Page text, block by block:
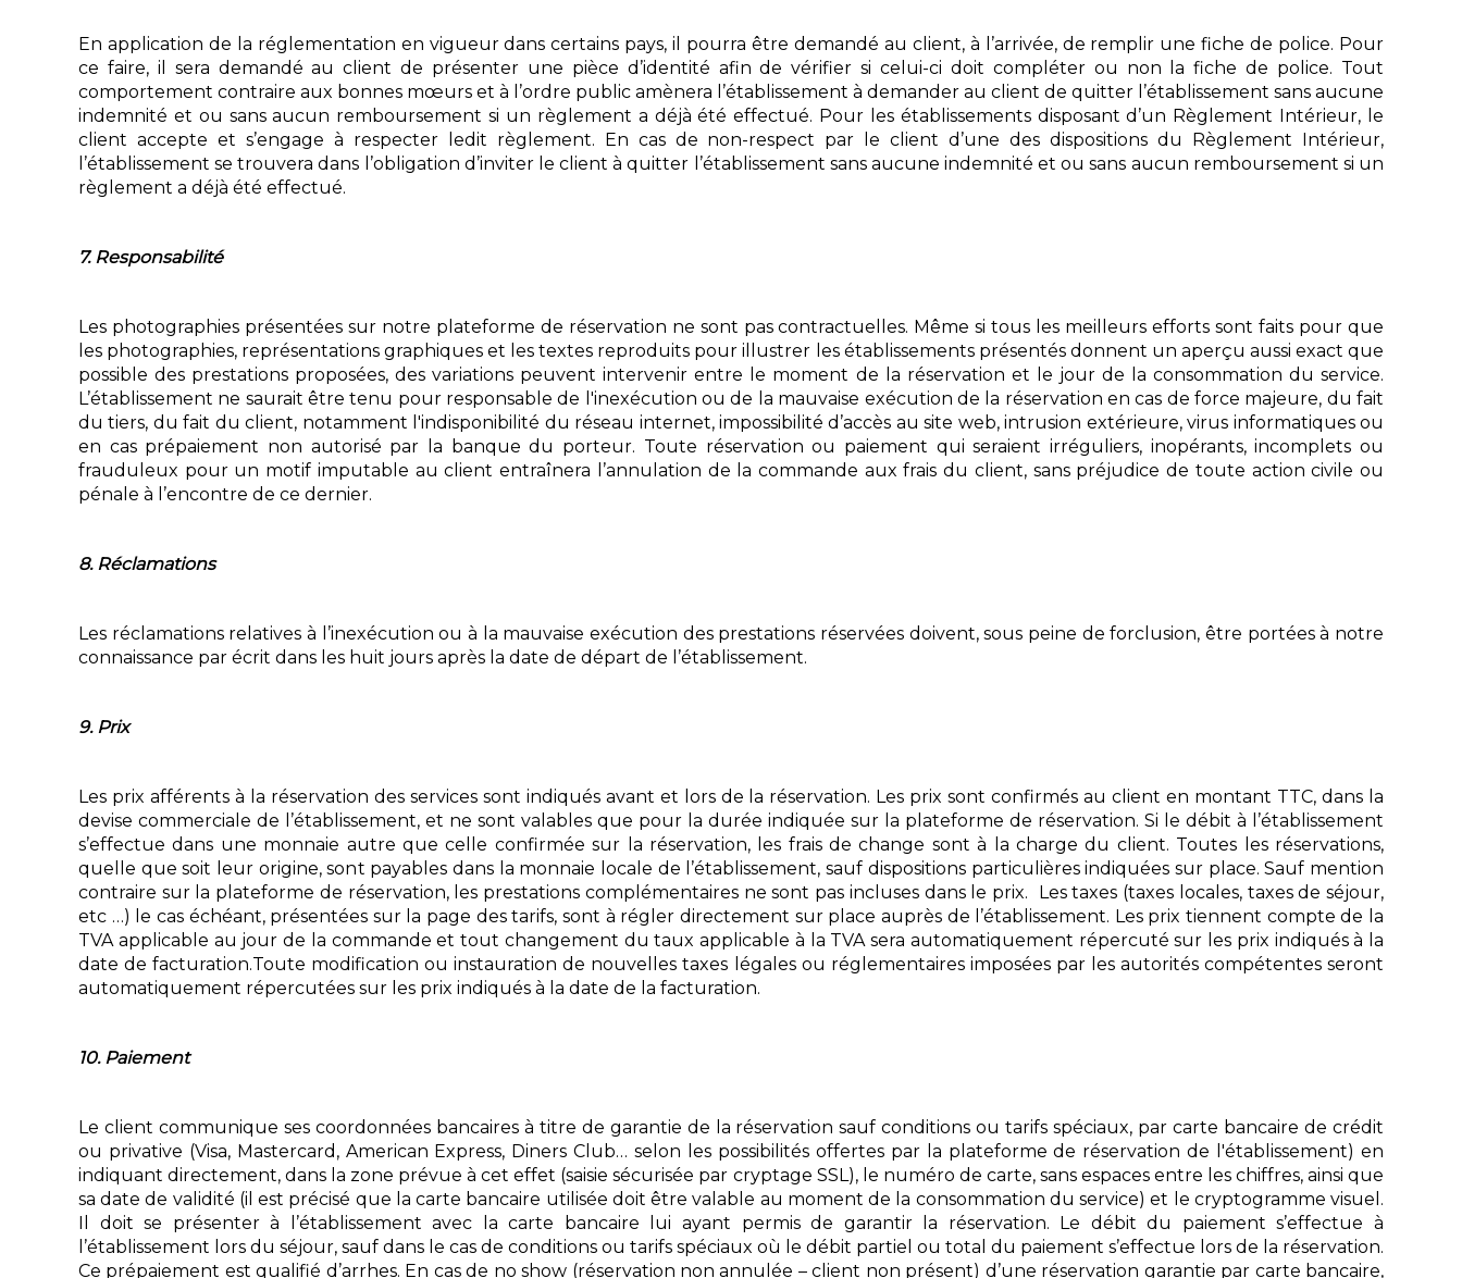
En application de la réglementation en vigueur dans certains pays, il pourra être demandé au client, à l’arrivée, de remplir une fiche de police. Pour
ce faire, il sera demandé au client de présenter une pièce d’identité afin de vérifier si celui-ci doit compléter ou non la fiche de police. Tout
comportement contraire aux bonnes mœurs et à l’ordre public amènera l’établissement à demander au client de quitter l’établissement sans aucune
indemnité et ou sans aucun remboursement si un règlement a déjà été effectué. Pour les établissements disposant d’un Règlement Intérieur, le
client accepte et s’engage à respecter ledit règlement. En cas de non-respect par le client d’une des dispositions du Règlement Intérieur,
l’établissement se trouvera dans l’obligation d’inviter le client à quitter l’établissement sans aucune indemnité et ou sans aucun remboursement si un
règlement a déjà été effectué.
7. Responsabilité
Les photographies présentées sur notre plateforme de réservation ne sont pas contractuelles. Même si tous les meilleurs efforts sont faits pour que
les photographies, représentations graphiques et les textes reproduits pour illustrer les établissements présentés donnent un aperçu aussi exact que
possible des prestations proposées, des variations peuvent intervenir entre le moment de la réservation et le jour de la consommation du service.
L’établissement ne saurait être tenu pour responsable de l'inexécution ou de la mauvaise exécution de la réservation en cas de force majeure, du fait
du tiers, du fait du client, notamment l'indisponibilité du réseau internet, impossibilité d’accès au site web, intrusion extérieure, virus informatiques ou
en cas prépaiement non autorisé par la banque du porteur. Toute réservation ou paiement qui seraient irréguliers, inopérants, incomplets ou
frauduleux pour un motif imputable au client entraînera l’annulation de la commande aux frais du client, sans préjudice de toute action civile ou
pénale à l’encontre de ce dernier.
8. Réclamations
Les réclamations relatives à l’inexécution ou à la mauvaise exécution des prestations réservées doivent, sous peine de forclusion, être portées à notre
connaissance par écrit dans les huit jours après la date de départ de l’établissement.
9. Prix
Les prix afférents à la réservation des services sont indiqués avant et lors de la réservation. Les prix sont confirmés au client en montant TTC, dans la
devise commerciale de l’établissement, et ne sont valables que pour la durée indiquée sur la plateforme de réservation. Si le débit à l’établissement
s’effectue dans une monnaie autre que celle confirmée sur la réservation, les frais de change sont à la charge du client. Toutes les réservations,
quelle que soit leur origine, sont payables dans la monnaie locale de l’établissement, sauf dispositions particulières indiquées sur place. Sauf mention
contraire sur la plateforme de réservation, les prestations complémentaires ne sont pas incluses dans le prix. Les taxes (taxes locales, taxes de séjour,
etc …) le cas échéant, présentées sur la page des tarifs, sont à régler directement sur place auprès de l’établissement. Les prix tiennent compte de la
TVA applicable au jour de la commande et tout changement du taux applicable à la TVA sera automatiquement répercuté sur les prix indiqués à la
date de facturation.Toute modification ou instauration de nouvelles taxes légales ou réglementaires imposées par les autorités compétentes seront
automatiquement répercutées sur les prix indiqués à la date de la facturation.
10. Paiement
Le client communique ses coordonnées bancaires à titre de garantie de la réservation sauf conditions ou tarifs spéciaux, par carte bancaire de crédit
ou privative (Visa, Mastercard, American Express, Diners Club… selon les possibilités offertes par la plateforme de réservation de l'établissement) en
indiquant directement, dans la zone prévue à cet effet (saisie sécurisée par cryptage SSL), le numéro de carte, sans espaces entre les chiffres, ainsi que
sa date de validité (il est précisé que la carte bancaire utilisée doit être valable au moment de la consommation du service) et le cryptogramme visuel.
Il doit se présenter à l’établissement avec la carte bancaire lui ayant permis de garantir la réservation. Le débit du paiement s’effectue à
l’établissement lors du séjour, sauf dans le cas de conditions ou tarifs spéciaux où le débit partiel ou total du paiement s’effectue lors de la réservation.
Ce prépaiement est qualifié d’arrhes. En cas de no show (réservation non annulée – client non présent) d’une réservation garantie par carte bancaire,